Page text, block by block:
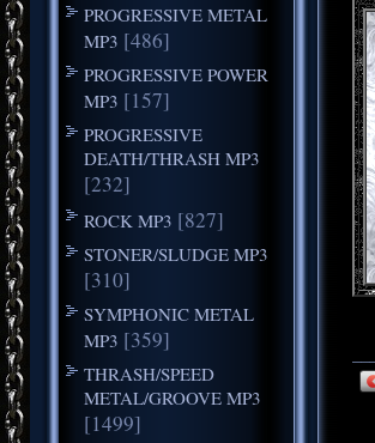
PROGRESSIVE METAL
MP3 [486]
PROGRESSIVE POWER
MP3 [157]
PROGRESSIVE
DEATH/THRASH MP3
[232]
ROCK MP3 [827]
STONER/SLUDGE MP3
[310]
SYMPHONIC METAL
MP3 [359]
THRASH/SPEED
METAL/GROOVE MP3
[1499]